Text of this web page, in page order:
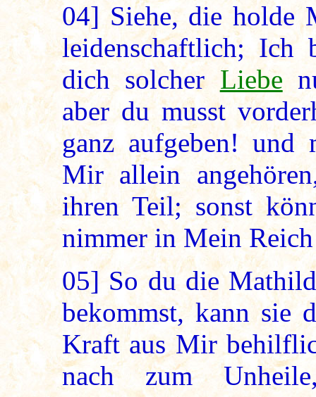
04] Siehe, die holde
leidenschaftlich; Ich
dich solcher Liebe
aber du musst
ganz aufgeben! und
Mir allein
ihren Teil; sonst
nimmer in Mein
05] So du die
bekommst, kann sie
Kraft aus Mir
nach zum